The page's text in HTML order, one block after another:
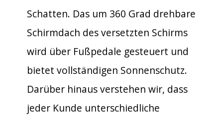
Schatten. Das um 360 Grad drehbare
Schirmdach des versetzten Schirms
wird über Fußpedale gesteuert und
bietet vollständigen Sonnenschutz.
Darüber hinaus verstehen wir, dass
jeder Kunde unterschiedliche